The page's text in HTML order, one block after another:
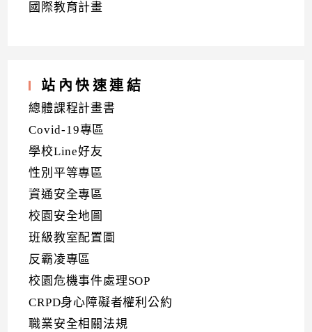
國際教育計畫
站內快速連結
總體課程計畫書
Covid-19專區
學校Line好友
性別平等專區
資通安全專區
校園安全地圖
班級教室配置圖
反霸凌專區
校園危機事件處理SOP
CRPD身心障礙者權利公約
職業安全相關法規